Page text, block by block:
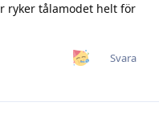
ryker tålamodet helt för
Svara